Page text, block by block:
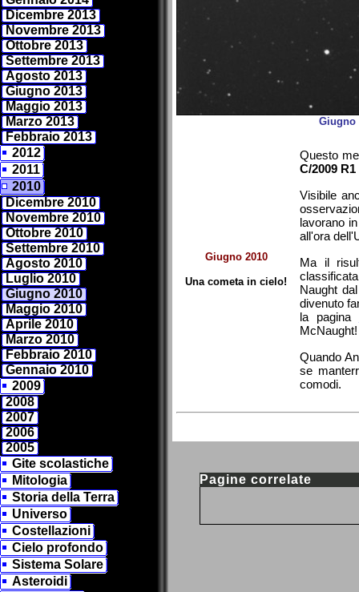
Dicembre 2013
Novembre 2013
Ottobre 2013
Settembre 2013
Agosto 2013
Giugno 2013
Maggio 2013
Marzo 2013
Febbraio 2013
2012
2011
2010
Dicembre 2010
Novembre 2010
Ottobre 2010
Settembre 2010
Agosto 2010
Luglio 2010
Giugno 2010
Maggio 2010
Aprile 2010
Marzo 2010
Febbraio 2010
Gennaio 2010
2009
2008
2007
2006
2005
Gite scolastiche
Mitologia
Storia della Terra
Universo
Costellazioni
Cielo profondo
Sistema Solare
Asteroidi
Giugno
Giugno 2010
Una cometa in cielo!
Questo
C/2009
Visibile
lavorano
all'ora
Ma il
Naught
divenuto
la pagina
McNaught!
Quando
se
comodi.
Pagine correlate